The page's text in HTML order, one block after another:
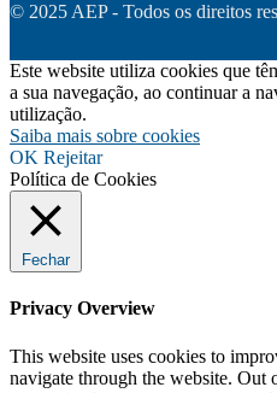
© 2025 AEP - Todos os direitos
Este website utiliza cookies que
a sua navegação, ao continuar a
utilização.
Saiba mais sobre cookies
OK Rejeitar
Política de Cookies
Fechar
Privacy Overview
This website uses cookies to
navigate through the website. Out